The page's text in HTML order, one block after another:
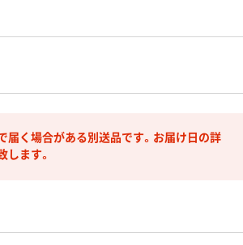
届く場合がある別送品です。お届け日の詳
ます。